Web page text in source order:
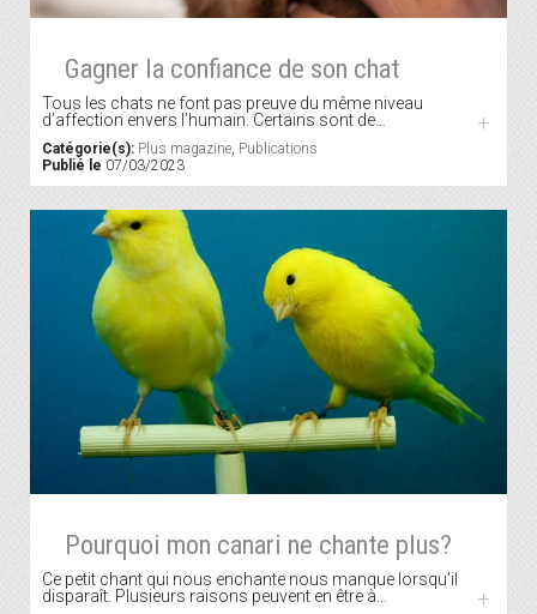
Gagner la confiance de son chat
Tous les chats ne font pas preuve du même niveau
d’affection envers l’humain. Certains sont de…
+
Catégorie(s): Plus magazine, Publications
Publié le 07/03/2023
Pourquoi mon canari ne chante plus?
Ce petit chant qui nous enchante nous manque lorsqu’il
disparaît. Plusieurs raisons peuvent en être à…
+